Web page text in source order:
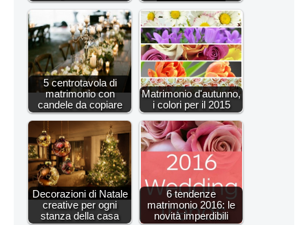
5 centrotavola di
matrimonio con
candele da copiare
Matrimonio d'autunno,
i colori per il 2015
Decorazioni di Natale
creative per ogni
stanza della casa
6 tendenze
matrimonio 2016: le
novità imperdibili